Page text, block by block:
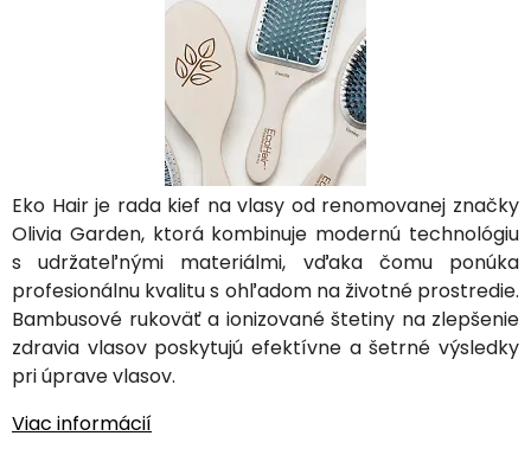
Eko Hair je rada kief na vlasy od renomovanej značky
Olivia Garden, ktorá kombinuje modernú technológiu
s udržateľnými materiálmi, vďaka čomu ponúka
profesionálnu kvalitu s ohľadom na životné prostredie.
Bambusové rukoväť a ionizované štetiny na zlepšenie
zdravia vlasov poskytujú efektívne a šetrné výsledky
pri úprave vlasov.
Viac informácií